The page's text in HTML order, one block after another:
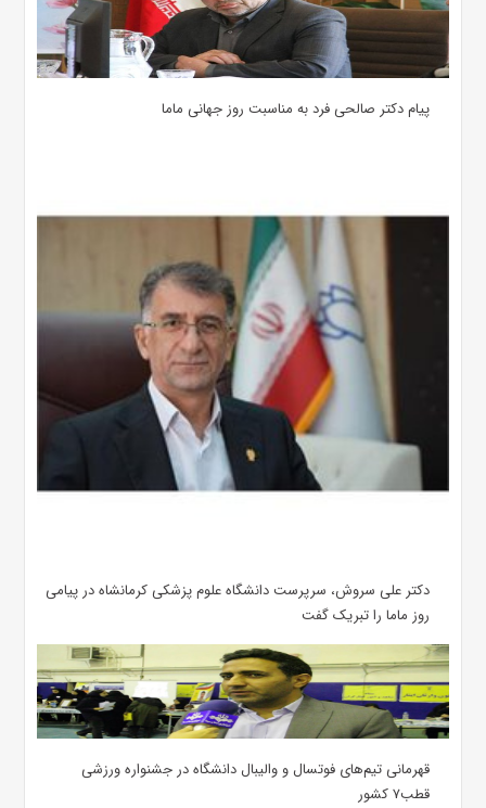
پیام دکتر صالحی فرد به مناسبت روز جهانی ماما
دکتر علی سروش، سرپرست دانشگاه علوم پزشکی کرمانشاه در پیامی
روز ماما را تبریک گفت
قهرمانی تیم‌های فوتسال و والیبال دانشگاه در جشنواره ورزشی
قطب۷ کشور